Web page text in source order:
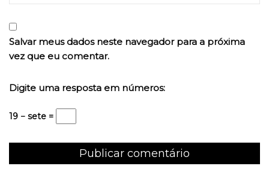
Salvar meus dados neste navegador para a próxima
vez que eu comentar.
Digite uma resposta em números:
19 − sete =